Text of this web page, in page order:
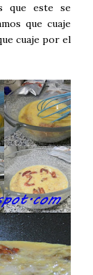
que este se
que cuaje
cuaje por el